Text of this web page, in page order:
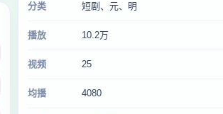
分类 短剧、元、明
播放 10.2万
视频 25
均播 4080